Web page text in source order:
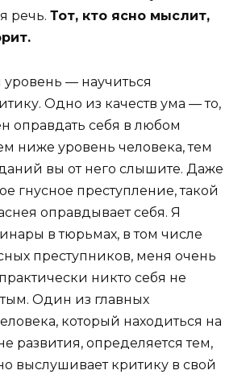
речь. Тот, кто ясно мыслит,
— научиться
Одно из качеств ума — то,
оправдать себя в любом
ниже уровень человека, тем
вы от него слышите. Даже
гнусное преступление, такой
оправдывает себя. Я
в тюрьмах, в том числе
преступников, меня очень
никто себя не
Один из главных
который находиться на
развития, определяется тем,
выслушивает критику в свой